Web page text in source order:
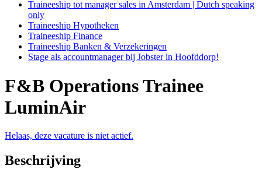
Traineeship tot manager sales in Amsterdam | Dutch speaking
only
Traineeship Hypotheken
Traineeship Finance
Traineeship Banken & Verzekeringen
Stage als accountmanager bij Jobster in Hoofddorp!
F&B Operations Trainee
LuminAir
Helaas, deze vacature is niet actief.
Beschrijving